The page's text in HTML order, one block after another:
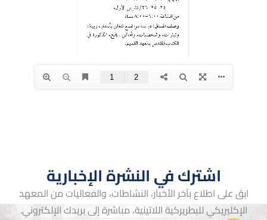
اشترك في النشرة الإخبارية
ابقَ على اطلاع بآخر الأخبار، النشاطات، والفعاليات من المعهد
الإكليريكي للبطريركية اللاتينية، مباشرة إلى بريدك الإلكتروني.